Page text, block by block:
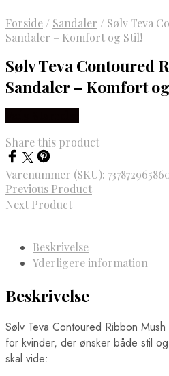
Forside / Sandaler / Sølv Teva
Sandaler – Komfort og Stil!
Sølv Teva Contoured
Sandaler – Komfort
Share this product
Varenummer (SKU):
Previous Product
Next Product
Beskrivelse
Yderligere information
Beskrivelse
Sølv Teva Contoured Ribbon
for kvinder, der ønsker både stil
skal vide: